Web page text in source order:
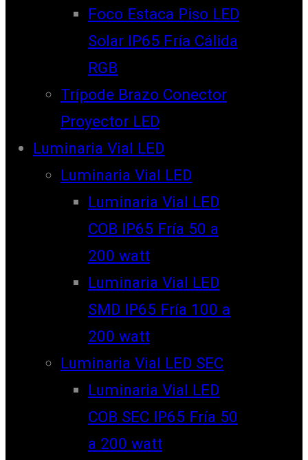
Foco Estaca Piso LED
Solar IP65 Fría Cálida
RGB
Trípode Brazo Conector
Proyector LED
Luminaria Vial LED
Luminaria Vial LED
Luminaria Vial LED
COB IP65 Fría 50 a
200 watt
Luminaria Vial LED
SMD IP65 Fría 100 a
200 watt
Luminaria Vial LED SEC
Luminaria Vial LED
COB SEC IP65 Fría 50
a 200 watt